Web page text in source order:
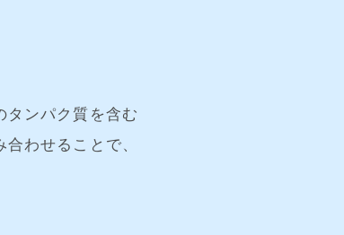
タンパク質を含む
わせることで、